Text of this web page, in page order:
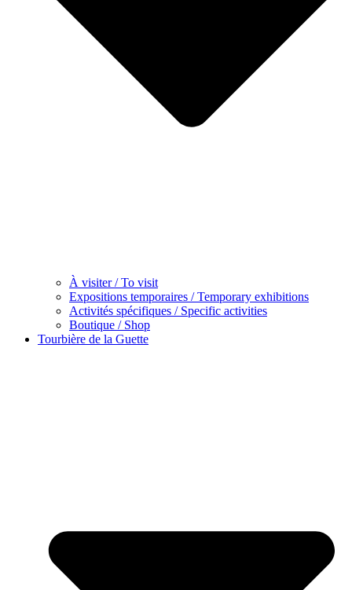
À visiter / To visit
Expositions temporaires / Temporary exhibitions
Activités spécifiques / Specific activities
Boutique / Shop
Tourbière de la Guette